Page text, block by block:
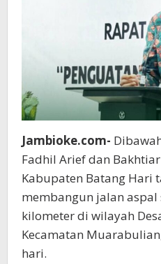
Jambioke.com-
Fadhil Arief dan
Kabupaten Batang Hari
membangun jalan aspal
kilometer di wilayah
Kecamatan
hari.